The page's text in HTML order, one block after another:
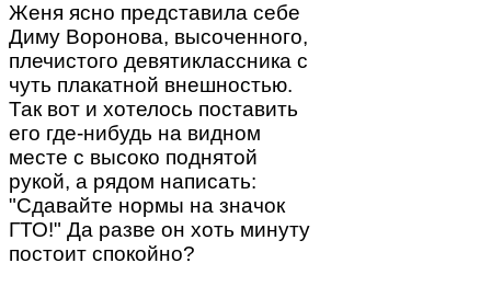
Женя ясно представила себе
Диму Воронова, высоченного,
плечистого девятиклассника с
чуть плакатной внешностью.
Так вот и хотелось поставить
его где-нибудь на видном
месте с высоко поднятой
рукой, а рядом написать:
"Сдавайте нормы на значок
ГТО!" Да разве он хоть минуту
постоит спокойно?